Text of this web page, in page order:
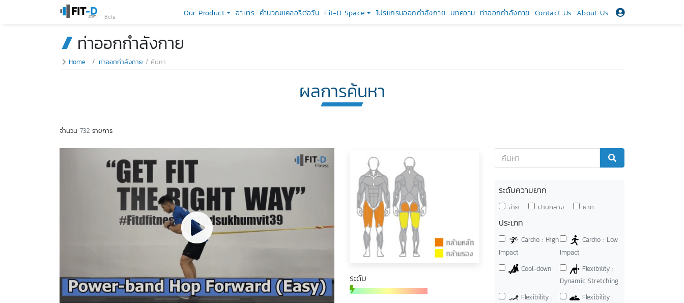
Our Product อาหาร คำนวณแคลอรี่ต่อวัน Fit-D Space โปรแกรมออกกำลังกาย บทความ ท่าออกกำลังกาย Contact Us About Us
Beta
ท่าออกกำลังกาย
Home ท่าออกกำลังกาย ค้นหา
ผลการค้นหา
จำนวน 732 รายการ
ระดับ
ระดับความยาก
ง่าย ปานกลาง ยาก
ประเภท
Cardio : High
Impact
Cardio : Low
Impact
Cool-down
Flexibility :
Dynamic Stretching
Flexibility :
Flexibility :